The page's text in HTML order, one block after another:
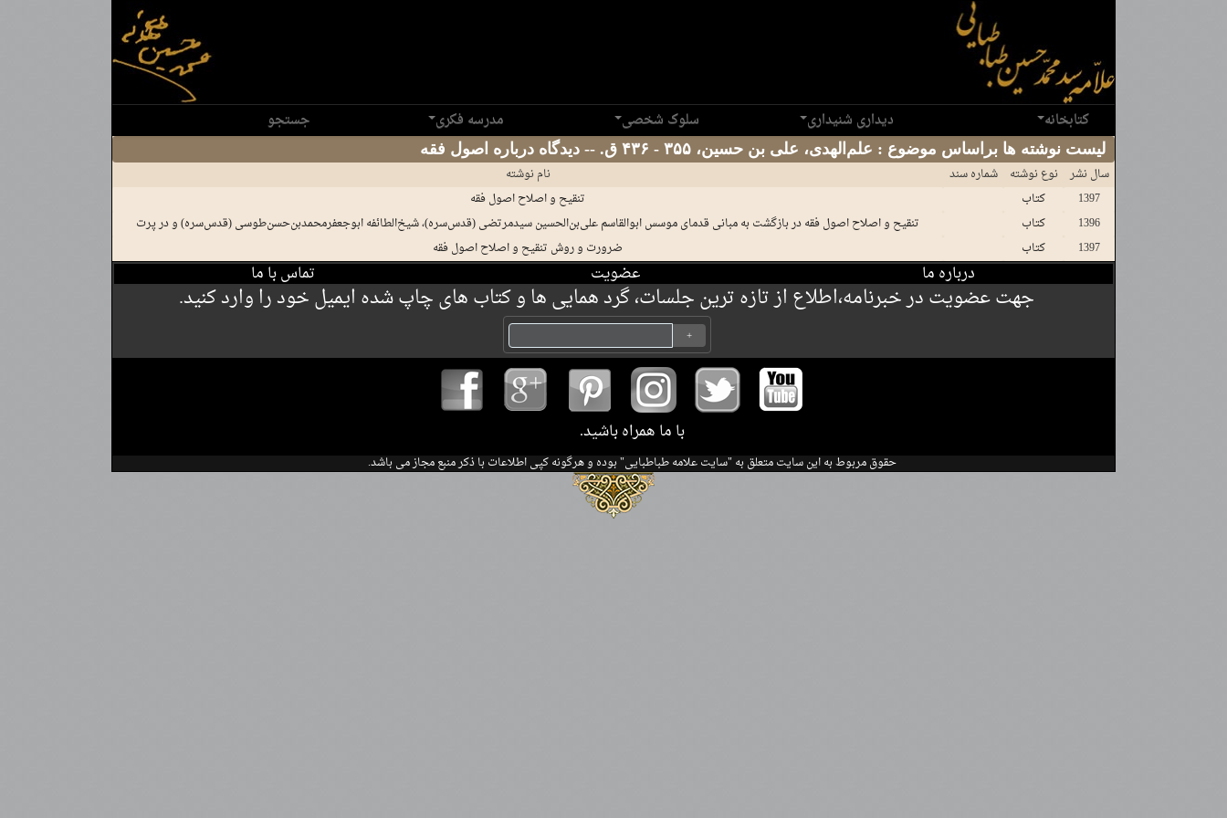
کتابخانه دیداری شنیداری سلوک شخصی مدرسه فکری جستجو
لیست نوشته ها براساس موضوع : ع‍ل‍م‌ال‍ه‍دی‌، ع‍ل‍ی‌ ب‍ن‌ ح‍س‍ی‍ن‌،‏‫ ۳۵۵ - ‏۴۳۶ ق.‬ -- دیدگاه درباره اصول فقه
نام نوشته شماره سند نوع نوشته سال نشر
تنقیح و اصلاح اصول فقه
کتاب
1397
تنقیح و اصلاح اصول فقه در بازگشت به مبانی قدمای موسس ابوالقاسم علی‌بن‌الحسین سیدمرتضی (قدس‌سره)، شیخ‌الطائفه ابوجعفرمحمدبن‌حسن‌طوسی (قدس‌سره) و در پرت
کتاب
1396
ضرورت و روش تنقیح و اصلاح اصول فقه
کتاب 1397
درباره ما عضویت تماس با ما
جهت عضویت در خبرنامه،اطلاع از تازه ترین جلسات، گرد همایی ها و کتاب های چاپ شده ایمیل خود را وارد کنید.
.با ما همراه باشید
.حقوق مربوط به این سایت متعلق به "سایت علامه طباطبایی" بوده و هرگونه کپی اطلاعات با ذکر منبع مجاز می باشد